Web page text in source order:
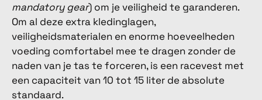
mandatory gear) om je veiligheid te garanderen.
Om al deze extra kledinglagen,
veiligheidsmaterialen en enorme hoeveelheden
voeding comfortabel mee te dragen zonder de
naden van je tas te forceren, is een racevest met
een capaciteit van 10 tot 15 liter de absolute
standaard.